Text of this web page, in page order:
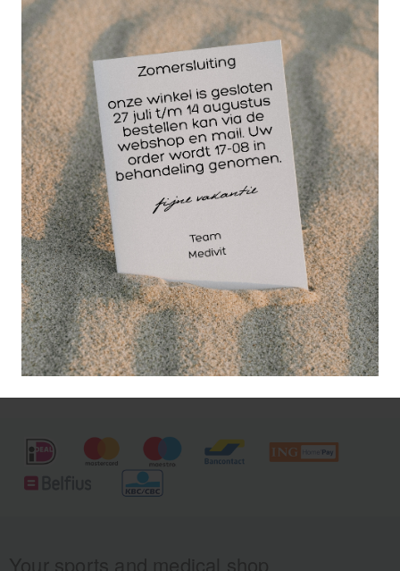
Volatile ontspanning
is dè massage-olie
met o.a. geranium,
lavendel en benzoë,
om een vermoeid en
gespannen lichaam
te helpen
ontspannen.
Bevat 2% zuivere etherische olie.
Deze Volatile massage olie is uitermate geschikt
voor het gebruik bij Hotstone massages.